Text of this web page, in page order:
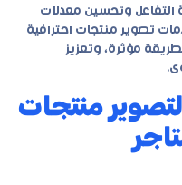
التفاعل وتحسين معدلات
تصوير منتجات احترافية
مؤثرة، وتعزيز
منتجات